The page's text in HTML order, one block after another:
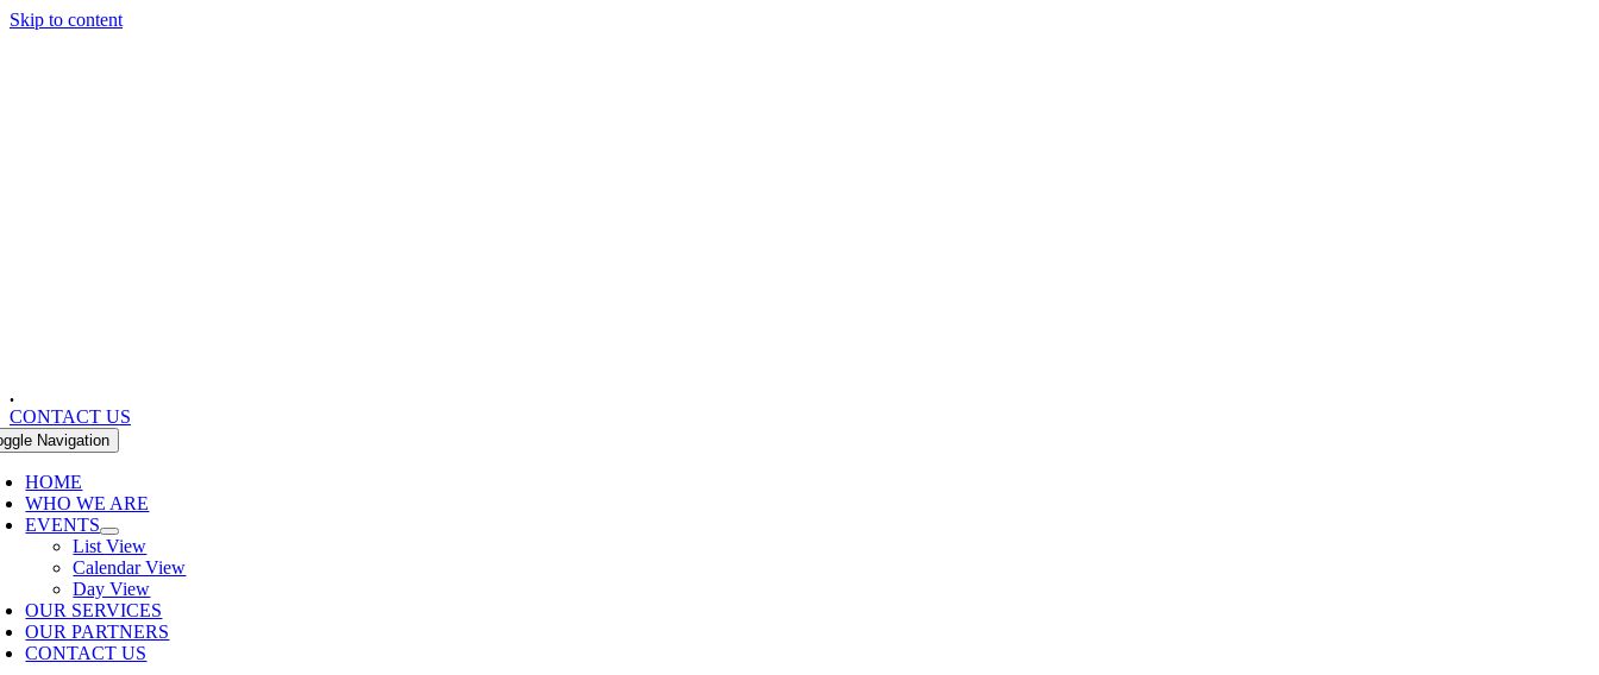
Skip to content
.
CONTACT US
Navigation
HOME
WHO WE ARE
EVENTS
List View
Calendar View
Day View
OUR SERVICES
OUR PARTNERS
CONTACT US